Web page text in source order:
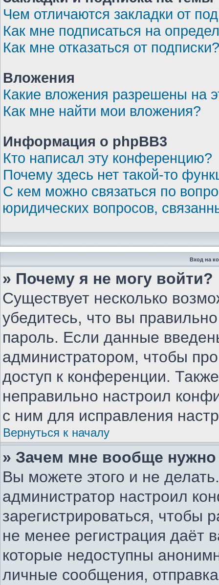
Чем отличаются закладки от
Как мне подписаться на
Как мне отказаться от подписки?
Вложения
Какие вложения разрешены на
Как мне найти мои вложения?
Информация о phpBB3
Кто написал эту конференцию?
Почему здесь нет такой-то
С кем можно связаться по
юридических вопросов,
Вход на
» Почему я не могу войти?
Существует несколько
убедитесь, что вы
пароль. Если данные
администратором, чтобы
доступ к конференции.
неправильно настроил
с ним для исправления
Вернуться к началу
» Зачем мне вообще нужно
Вы можете этого и не
администратор настроил
зарегистрироваться, чтобы
не менее регистрация даёт
которые недоступны
личные сообщения,